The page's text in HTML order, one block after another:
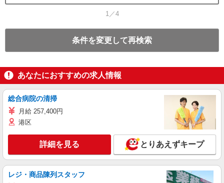
1／4
条件を変更して再検索
あなたにおすすめの求人情報
総合病院の清掃
月給 257,400円
港区
詳細を見る とりあえずキープ
レジ・商品陳列スタッフ